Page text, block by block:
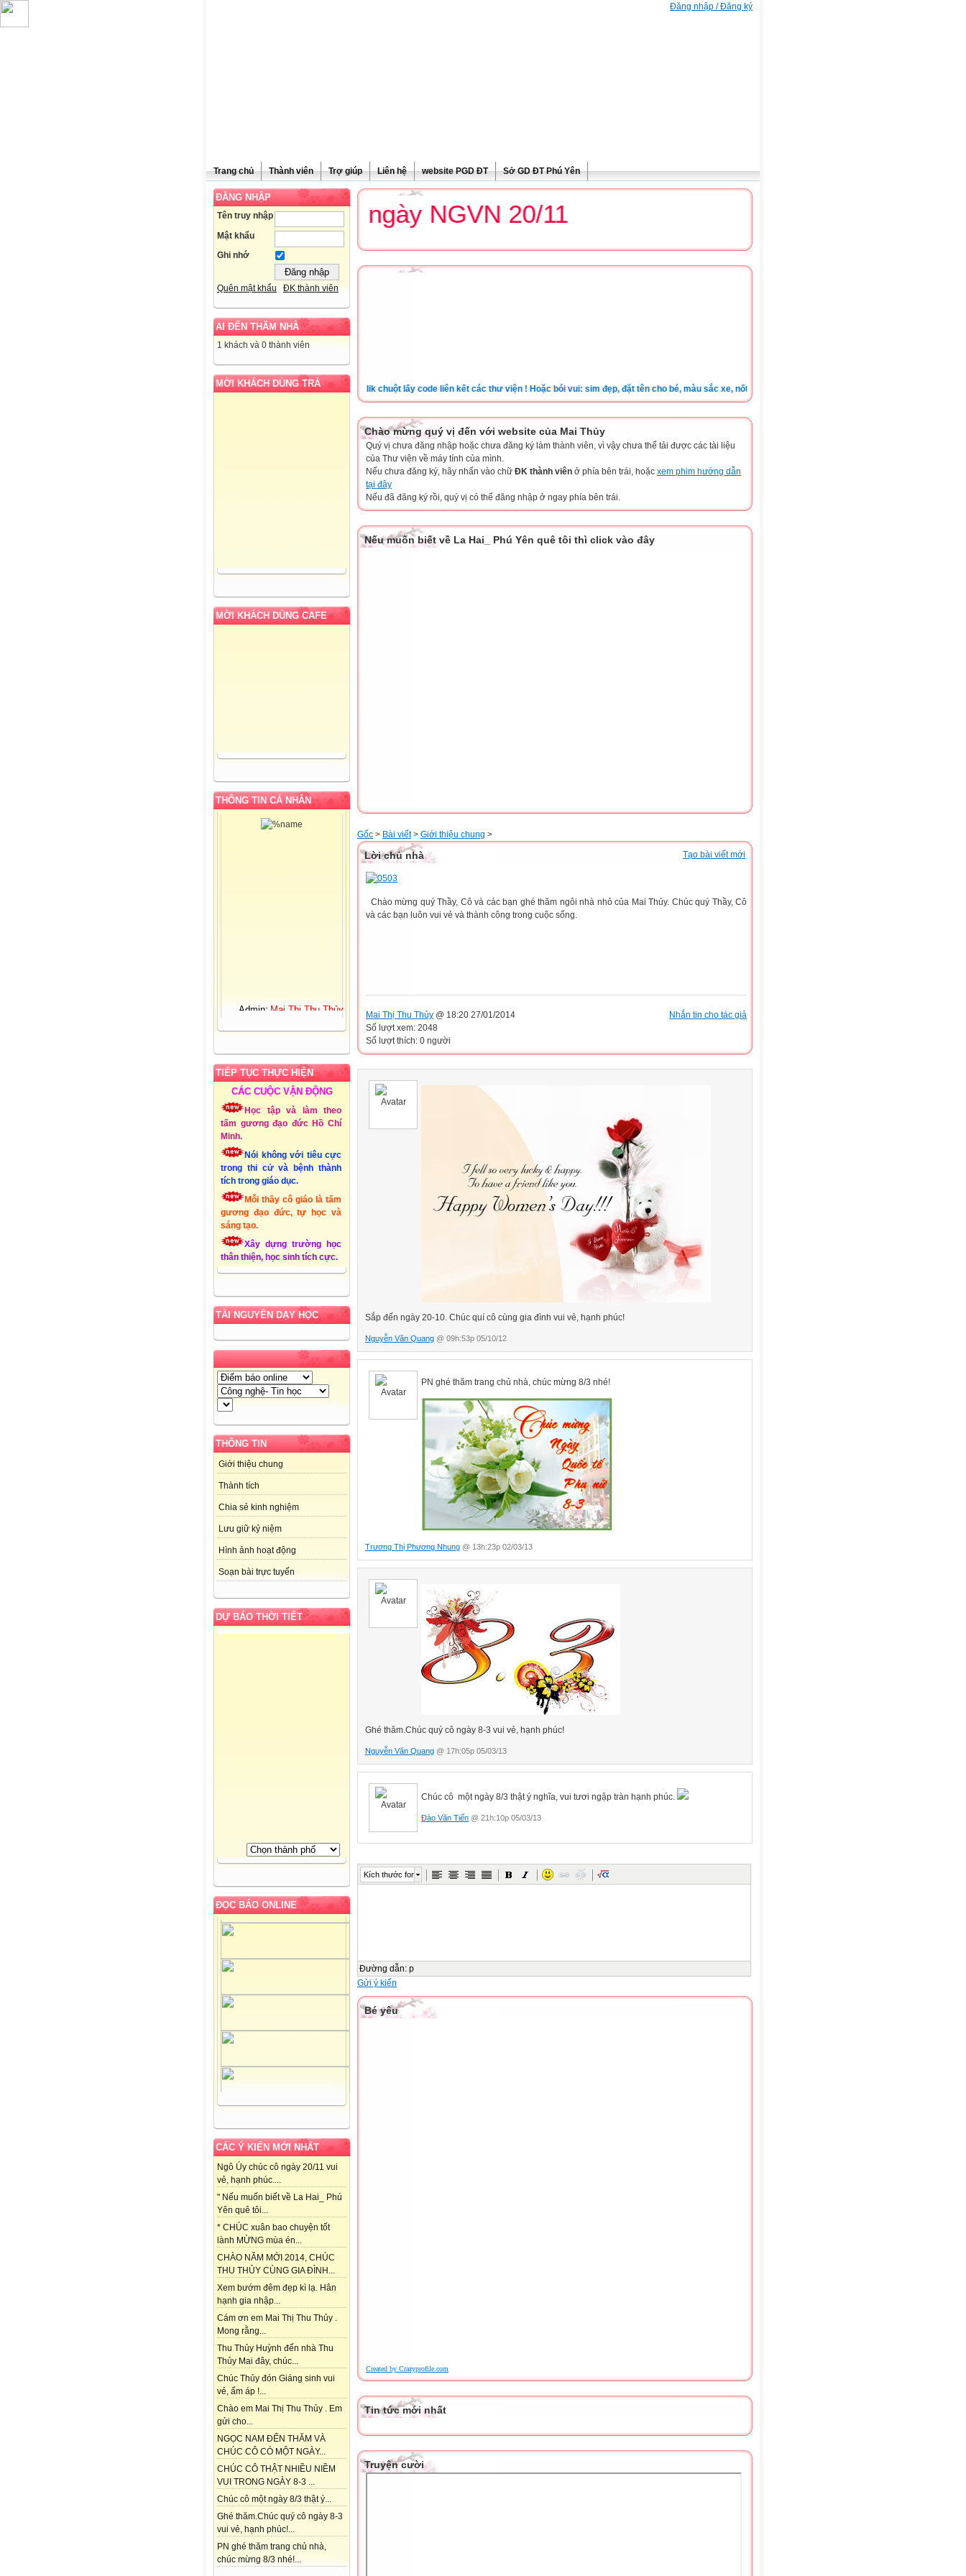
Đăng nhập / Đăng ký
Trang chủ Thành viên Trợ giúp Liên hệ website PGD ĐT Sở GD ĐT Phú Yên
ĐĂNG NHẬP
Tên truy nhập
Mật khẩu
Ghi nhớ
Quên mật khẩu ĐK thành viên
AI ĐẾN THĂM NHÀ
1 khách và 0 thành viên
MỜI KHÁCH DÙNG TRÀ
MỜI KHÁCH DÙNG CAFE
THÔNG TIN CÁ NHÂN
Đơn vị CT: Trường Tiểu
Xuân - Phú Yên
Chuyên môn: Lớp 1
Địa chỉ: Xuân Quang 3 -
Đồng Xuân - Phú Yên
Liên hệ Email:
mttthuy.th.xquang3.dx@phuyen.edu.vn.
ĐT:
Lập Website: 15/10/2011
TIẾP TỤC THỰC HIỆN
CÁC CUỘC VẬN ĐỘNG
Học tập và làm theo
tấm gương đạo đức Hồ Chí
Minh.
Nói không với tiêu cực
trong thi cử và bệnh thành
tích trong giáo dục.
Mỗi thầy cô giáo là tấm
gương đạo đức, tự học và
sáng tạo.
Xây dựng trường học
thân thiện, học sinh tích cực.
TÀI NGUYÊN DẠY HỌC
THÔNG TIN
Giới thiệu chung
Thành tích
Chia sẻ kinh nghiệm
Lưu giữ kỷ niệm
Hình ảnh hoạt động
Soạn bài trực tuyến
DỰ BÁO THỜI TIẾT
ĐỌC BÁO ONLINE
CÁC Ý KIẾN MỚI NHẤT
Ngô Úy chúc cô ngày 20/11 vui
vẻ, hạnh phúc....
" Nếu muốn biết về La Hai_ Phú
Yên quê tôi...
* CHÚC xuân bao chuyện tốt
lành MỪNG mùa én...
CHÀO NĂM MỚI 2014, CHÚC
THU THỦY CÙNG GIA ĐÌNH...
Xem bướm đêm đẹp kì lạ. Hân
hạnh gia nhập...
Cám ơn em Mai Thị Thu Thủy .
Mong rằng...
Thu Thủy Huỳnh đến nhà Thu
Thủy Mai đây, chúc...
Chúc Thủy đón Giáng sinh vui
vẻ, ấm áp !...
Chào em Mai Thị Thu Thủy . Em
gửi cho...
NGỌC NAM ĐẾN THĂM VÀ
CHÚC CÔ CÓ MỘT NGÀY...
CHÚC CÔ THẬT NHIỀU NIỀM
VUI TRONG NGÀY 8-3 ...
Chúc cô một ngày 8/3 thật ý...
Ghé thăm.Chúc quý cô ngày 8-3
vui vẻ, hạnh phúc!...
PN ghé thăm trang chủ nhà,
chúc mừng 8/3 nhé!...
Chúc mừng ngày NGVN 20/11
Clik chuột lấy code liên kết các thư viện ! Hoặc bói vui: sim đẹp, đặt tên cho bé, màu sắc xe, nốt ruồi, xem tuổi.v.v.v )
Chào mừng quý vị đến với website của Mai Thủy
Quý vị chưa đăng nhập hoặc chưa đăng ký làm thành viên, vì vậy chưa thể tải được các tài liệu
của Thư viện về máy tính của mình.
Nếu chưa đăng ký, hãy nhấn vào chữ ĐK thành viên ở phía bên trái, hoặc xem phim hướng dẫn
tại đây
Nếu đã đăng ký rồi, quý vị có thể đăng nhập ở ngay phía bên trái.
Nếu muốn biết về La Hai_ Phú Yên quê tôi thì click vào đây
Gốc > Bài viết> Giới thiệu chung >
Tạo bài viết mới
Lời chủ nhà
Chào mừng quý Thầy, Cô và các bạn ghé thăm ngôi nhà nhỏ của Mai Thủy. Chúc quý Thầy, Cô
và các bạn luôn vui vẻ và thành công trong cuộc sống.
Nhắn tin cho tác giả
Mai Thị Thu Thủy @ 18:20 27/01/2014
Số lượt xem: 2048
Số lượt thích: 0 người
Sắp đến ngày 20-10. Chúc quí cô cùng gia đình vui vẻ, hạnh phúc!
Nguyễn Văn Quang @ 09h:53p 05/10/12
PN ghé thăm trang chủ nhà, chúc mừng 8/3 nhé!
Trương Thị Phương Nhung @ 13h:23p 02/03/13
Ghé thăm.Chúc quý cô ngày 8-3 vui vẻ, hạnh phúc!
Nguyễn Văn Quang @ 17h:05p 05/03/13
Chúc cô một ngày 8/3 thật ý nghĩa, vui tư­ơi ngập tràn hạnh phúc.
Đào Văn Tiến @ 21h:10p 05/03/13
Kích thước font
Đường dẫn: p
Gửi ý kiến
Bé yêu
Created by Crazyprofile.com
Tin tức mới nhất
Truyện cười